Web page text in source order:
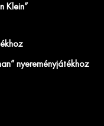
Klein”
nyereményjátékhoz